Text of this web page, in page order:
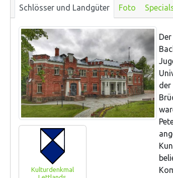
Schlösser und Landgüter Foto
Kulturdenkmal